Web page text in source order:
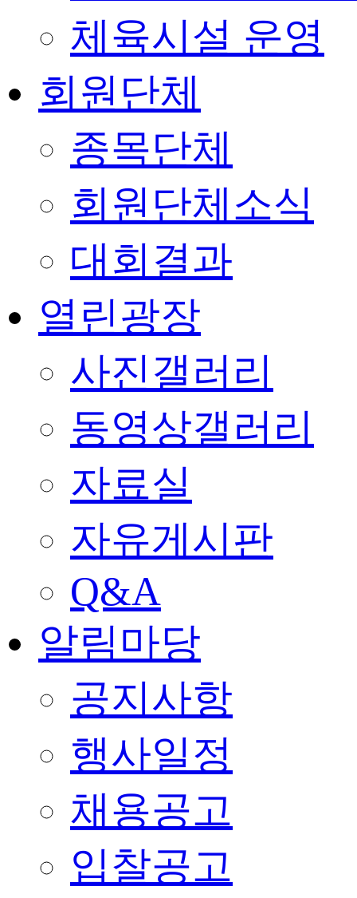
체육시설 운영
회원단체
종목단체
회원단체소식
대회결과
열린광장
사진갤러리
동영상갤러리
자료실
자유게시판
Q&A
알림마당
공지사항
행사일정
채용공고
입찰공고